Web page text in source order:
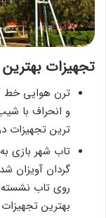
تجهیزات
ترن هوایی خط
و انحراف با
ترین تجهیزات
تاب شهر بازی
گردان آویزان
روی تاب نشسته
بهترین